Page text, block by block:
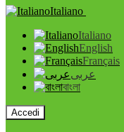
Italiano
Italiano
English
Français
عربى
বাংলা
Accedi